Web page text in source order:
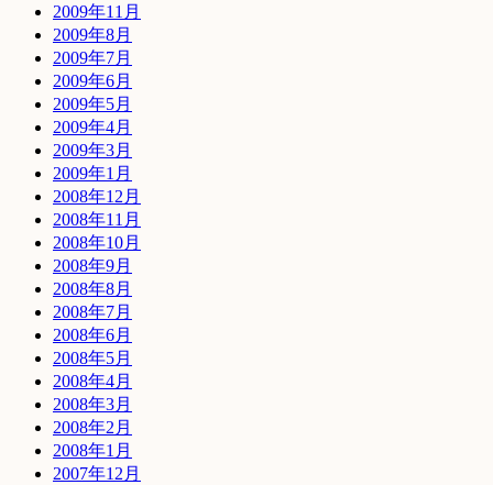
2009年11月
2009年8月
2009年7月
2009年6月
2009年5月
2009年4月
2009年3月
2009年1月
2008年12月
2008年11月
2008年10月
2008年9月
2008年8月
2008年7月
2008年6月
2008年5月
2008年4月
2008年3月
2008年2月
2008年1月
2007年12月